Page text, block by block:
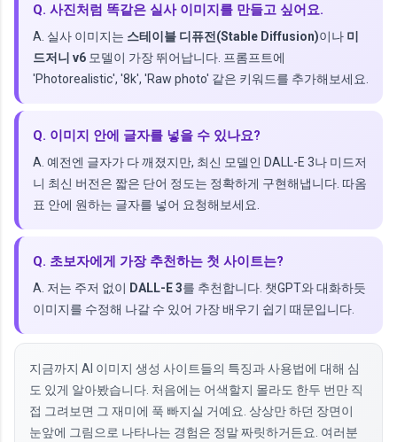
Q. 사진처럼 똑같은 실사 이미지를 만들고 싶어요.
A. 실사 이미지는 스테이블 디퓨전(Stable Diffusion)이나 미
드저니 v6 모델이 가장 뛰어납니다. 프롬프트에
'Photorealistic', '8k', 'Raw photo' 같은 키워드를 추가해보세요.
Q. 이미지 안에 글자를 넣을 수 있나요?
A. 예전엔 글자가 다 깨졌지만, 최신 모델인 DALL-E 3나 미드저
니 최신 버전은 짧은 단어 정도는 정확하게 구현해냅니다. 따옴
표 안에 원하는 글자를 넣어 요청해보세요.
Q. 초보자에게 가장 추천하는 첫 사이트는?
A. 저는 주저 없이 DALL-E 3를 추천합니다. 챗GPT와 대화하듯
이미지를 수정해 나갈 수 있어 가장 배우기 쉽기 때문입니다.
지금까지 AI 이미지 생성 사이트들의 특징과 사용법에 대해 심
도 있게 알아봤습니다. 처음에는 어색할지 몰라도 한두 번만 직
접 그려보면 그 재미에 푹 빠지실 거예요. 상상만 하던 장면이
눈앞에 그림으로 나타나는 경험은 정말 짜릿하거든요. 여러분